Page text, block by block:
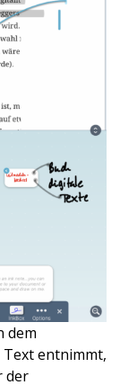
dem
entnimmt,
der